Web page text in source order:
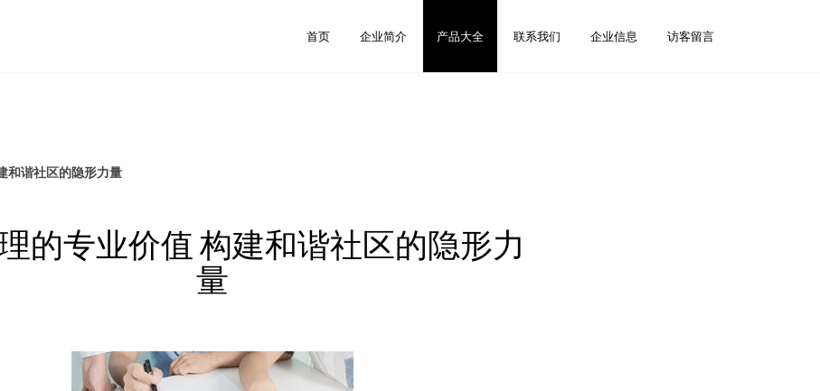
首页 企业简介 产品大全 联系我们 企业信息 访客留言
和谐社区的隐形力量
的专业价值 构建和谐社区的隐形力
量